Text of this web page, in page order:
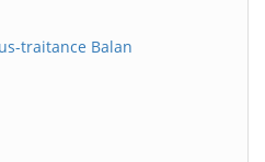
traitance Balan